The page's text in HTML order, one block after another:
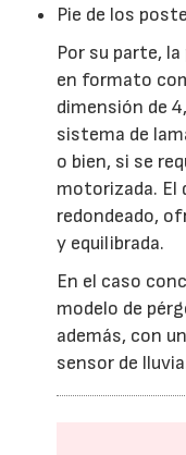
Pie de los
Por su parte,
en formato
dimensión de
sistema de
o bien, si se
motorizada. El
redondeado,
y equilibrada.
En el caso
modelo de
además, con
sensor de